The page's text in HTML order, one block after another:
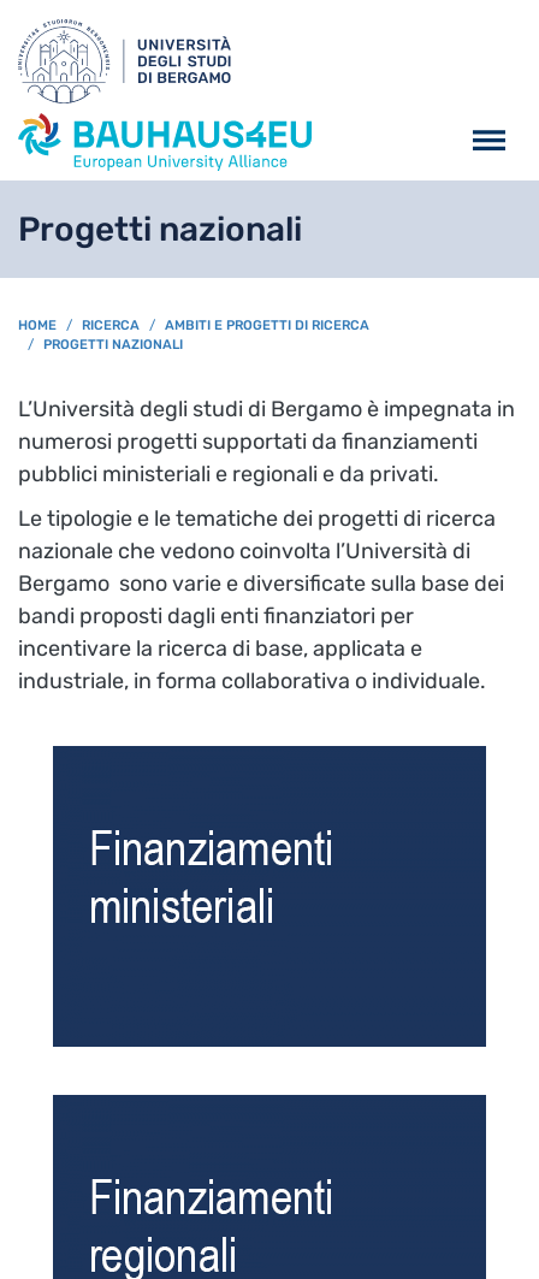
Progetti nazionali
BREADCRUMB
HOME RICERCA
AMBITI E PROGETTI DI RICERCA
PROGETTI NAZIONALI
L’Università degli studi di Bergamo è impegnata in
numerosi progetti supportati da finanziamenti
pubblici ministeriali e regionali e da privati.
Le tipologie e le tematiche dei progetti di ricerca
nazionale che vedono coinvolta l’Università di
Bergamo sono varie e diversificate sulla base dei
bandi proposti dagli enti finanziatori per
incentivare la ricerca di base, applicata e
industriale, in forma collaborativa o individuale.